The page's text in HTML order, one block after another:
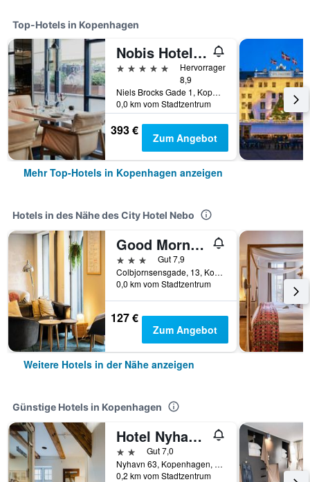
Top-Hotels in Kopenhagen
Nobis Hotel Copenhagen, a Member of Design Hotels
5 Sterne
Hervorragend
8,9
Niels Brocks Gade 1, Kopenhagen, Hovedstaden (Hauptstadtregion), Dänemark
0,0 km vom Stadtzentrum
393 € Zum Angebot
Mehr Top-Hotels in Kopenhagen anzeigen
Hotels in des Nähe des City Hotel Nebo
Good Morning City Copenhagen Star
3 Sterne
Gut 7,9
Colbjornsensgade, 13, Kopenhagen, Hovedstaden (Hauptstadtregion), Dänemark
0,0 km vom Stadtzentrum
127 €
Zum Angebot
Weitere Hotels in der Nähe anzeigen
Günstige Hotels in Kopenhagen
Hotel Nyhavn63
2 SterneGut 7,0
Nyhavn 63, Kopenhagen, Hovedstaden (Hauptstadtregion), Dänemark
0,2 km vom Stadtzentrum